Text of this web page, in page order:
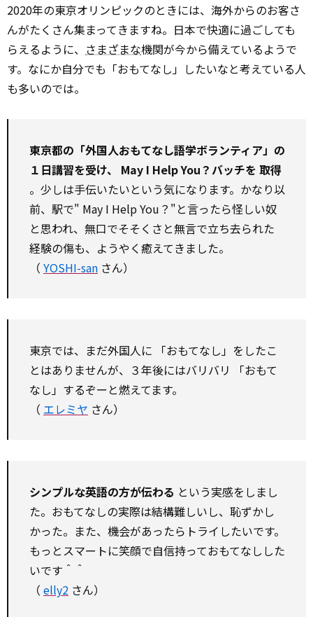
2020年の東京オリンピックのときには、海外からのお客さ
んがたくさん集まってきますね。日本で快適に過ごしても
らえるように、 さまざまな機関が今から備えているようで
す。なにか自分でも「おもてなし」したいなと考えている人
も多いのでは。
東京都の「外国人おもてなし語学ボランティア」の
１日講習を受け、 May I HelpYou？バッチを 取得
。少しは手伝いたいという気になります。かなり以
前、駅で" May I HelpYou？"と言ったら怪しい奴
と思われ、無口でそそくさと無言で立ち去られた
経験の傷も、ようやく癒えてきました。
（ YOSHI-san さん）
東京では、まだ外国人に 「おもてなし」をしたこ
とはありませんが、３年後にはバリバリ 「おもて
なし」するぞーと燃えてます。
（ エレミヤ さん）
シンプルな英語の方が伝わる という実感をしまし
た。おもてなしの実際は結構難しいし、恥ずかし
かった。また、機会があったらトライしたいです。
もっとスマートに笑顔で自信持っておもてなしした
いです＾＾
（ elly2 さん）